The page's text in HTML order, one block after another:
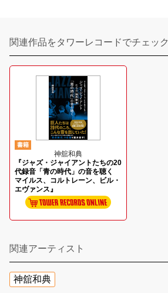
関連作品をタワーレコードでチェック
書籍
神舘和典
『ジャズ・ジャイアントたちの20
代録音「青の時代」の音を聴く
マイルス、コルトレーン、ビル・
エヴァンス』
関連アーティスト
神舘和典